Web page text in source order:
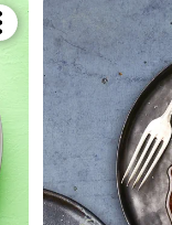
your
collections.